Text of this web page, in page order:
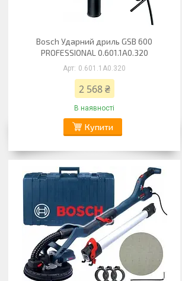
Bosch Ударний дриль GSB 600
PROFESSIONAL 0.601.1A0.320
0.601.1A0.320
2 568 ₴
В наявності
Купити